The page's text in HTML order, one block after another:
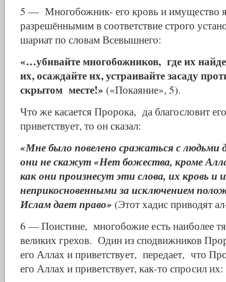
5 — Многобожник- его кровь и имущество
разрешённымим в соответствие строго
шариат по словам Всевышнего:
«…убивайте многобожников, где их
их, осаждайте их, устраивайте засаду
скрытом месте!» («Покаяние», 5).
Что же касается Пророка, да благословит
приветствует, то он сказал:
«Мне было повелено сражаться с людьми
они не скажут «Нет божества, кроме
как они произнесут эти слова, их кровь
неприкосновенными за исключением
Ислам дает право» (Этот хадис приводят
6 — Поистине, многобожие есть наиболее
великих грехов. Один из сподвижников
его Аллах и приветствует, передает, что
его Аллах и приветствует, как-то спросил их: